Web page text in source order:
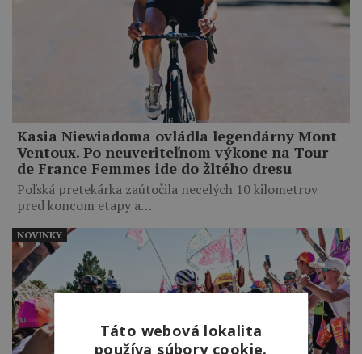
Kasia Niewiadoma ovládla legendárny Mont
Ventoux. Po neuveriteľnom výkone na Tour
de France Femmes ide do žltého dresu
Poľská pretekárka zaútočila necelých 10 kilometrov
pred koncom etapy a…
NOVINKY
Táto webová lokalita
používa súbory cookie.